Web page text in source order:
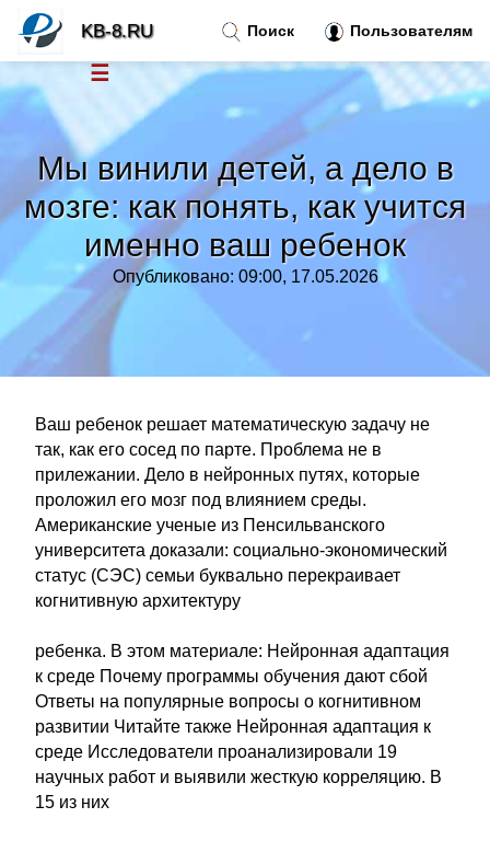
Мы винили детей, а дело в
мозге: как понять, как учится
именно ваш ребенок
Опубликовано: 09:00, 17.05.2026
Ваш ребенок решает математическую задачу не
так, как его сосед по парте. Проблема не в
прилежании. Дело в нейронных путях, которые
проложил его мозг под влиянием среды.
Американские ученые из Пенсильванского
университета доказали: социально-экономический
статус (СЭС) семьи буквально перекраивает
когнитивную архитектуру
ребенка. В этом материале: Нейронная адаптация
к среде Почему программы обучения дают сбой
Ответы на популярные вопросы о когнитивном
развитии Читайте также Нейронная адаптация к
среде Исследователи проанализировали 19
научных работ и выявили жесткую корреляцию. В
15 из них
Поиск Пользователям
KB-8.RU
☰
Новости
Тренды новостей»
Рубрики»
Правила »
Контакт»